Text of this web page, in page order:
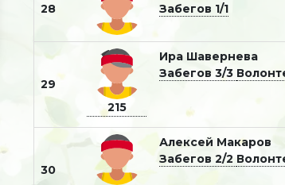
28
Забегов 1/1
29
215
Ира Шавернева
Забегов 3/3
30
Алексей Макаров
Забегов 2/2